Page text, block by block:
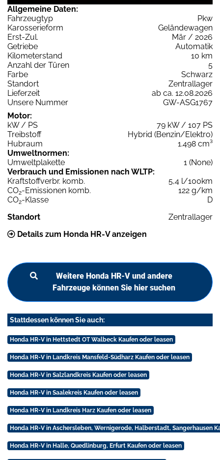
Allgemeine Daten:
Fahrzeugtyp
Pkw
Karosserieform
Geländewagen
Erst-Zul.
Mär / 2026
Getriebe
Automatik
Kilometerstand
10 km
Anzahl der Türen
5
Farbe
Schwarz
Standort
Zentrallager
Lieferzeit
ab ca. 12.08.2026
Unsere Nummer
GW-ASG1767
Motor:
kW / PS
79 kW / 107 PS
Treibstoff
Hybrid (Benzin/Elektro)
Hubraum
1.498 cm³
Umweltnormen:
Umweltplakette
1 (None)
Verbrauch und Emissionen nach WLTP:
Kraftstoffverbr. komb.
5,4 l/100km
CO2-Emissionen komb.
122 g/km
CO2-Klasse
D
Standort
Zentrallager
Details zum Honda HR-V anzeigen
Weitere Honda HR-V und andere
Fahrzeuge können Sie hier suchen
Stattdessen können Sie auch:
Honda HR-V in Hettstedt OT Walbeck Kaufen oder leasen
Honda HR-V in Landkreis Mansfeld-Südharz Kaufen oder leasen
Honda HR-V in Salzlandkreis Kaufen oder leasen
Honda HR-V in Saalekreis Kaufen oder leasen
Honda HR-V in Landkreis Harz Kaufen oder leasen
Honda HR-V in Aschersleben, Wernigerode, Halberstadt, Sangerhausen
Honda HR-V in Halle, Quedlinburg, Erfurt Kaufen oder leasen